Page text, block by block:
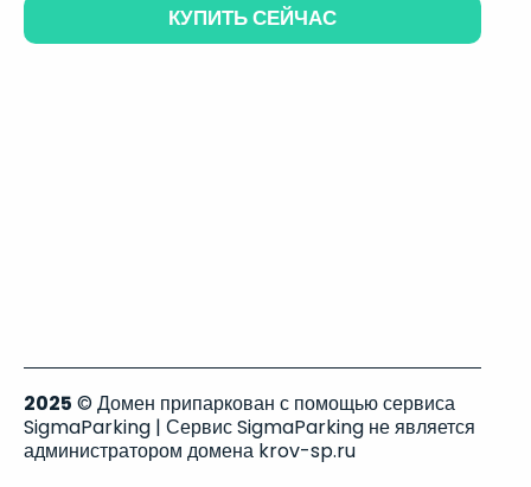
КУПИТЬ СЕЙЧАС
2025 © Домен припаркован с помощью сервиса
SigmaParking | Сервис SigmaParking не является
администратором домена krov-sp.ru